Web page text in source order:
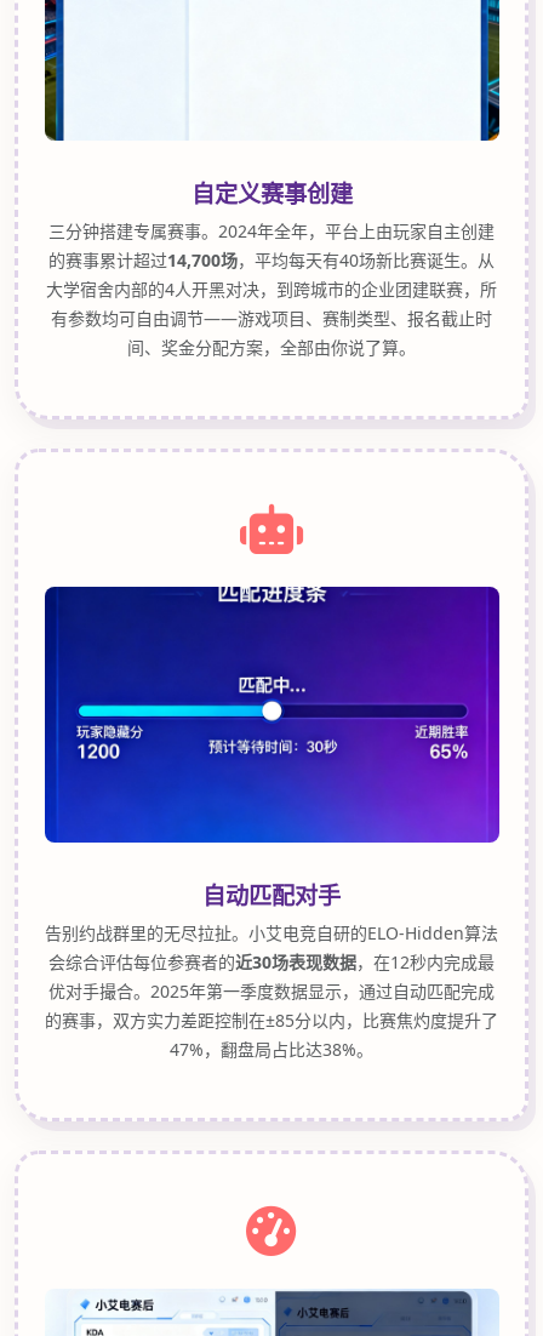
自定义赛事创建
三分钟搭建专属赛事。2024年全年，平台上由玩家自主创建
的赛事累计超过14,700场，平均每天有40场新比赛诞生。从
大学宿舍内部的4人开黑对决，到跨城市的企业团建联赛，所
有参数均可自由调节——游戏项目、赛制类型、报名截止时
间、奖金分配方案，全部由你说了算。
自动匹配对手
告别约战群里的无尽拉扯。小艾电竞自研的ELO-Hidden算法
会综合评估每位参赛者的近30场表现数据，在12秒内完成最
优对手撮合。2025年第一季度数据显示，通过自动匹配完成
的赛事，双方实力差距控制在±85分以内，比赛焦灼度提升了
47%，翻盘局占比达38%。